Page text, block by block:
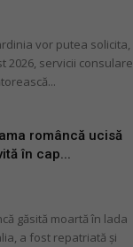
vor putea solicita,
2026, servicii consulare
româncă ucisă
în cap...
găsită moartă în lada
a fost repatriată și